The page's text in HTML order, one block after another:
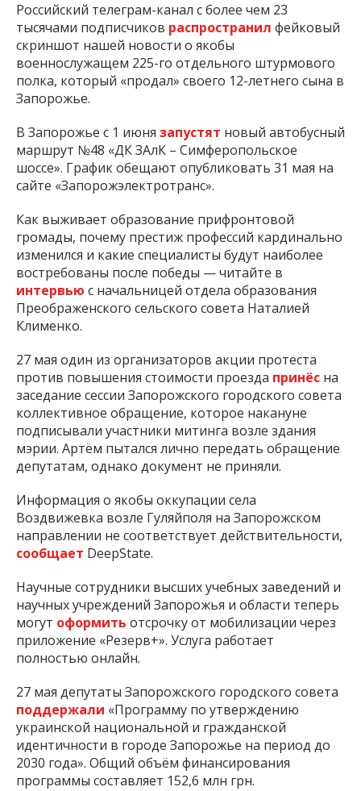
Российский телеграм-канал с более чем 23
тысячами подписчиков распространил фейковый
скриншот нашей новости о якобы
военнослужащем 225-го отдельного штурмового
полка, который «продал» своего 12-летнего сына в
Запорожье.
В Запорожье с 1 июня запустят новый автобусный
маршрут №48 «ДК ЗАлК – Симферопольское
шоссе». График обещают опубликовать 31 мая на
сайте «Запорожэлектротранс».
Как выживает образование прифронтовой
громады, почему престиж профессий кардинально
изменился и какие специалисты будут наиболее
востребованы после победы — читайте в
интервью с начальницей отдела образования
Преображенского сельского совета Наталией
Клименко.
27 мая один из организаторов акции протеста
против повышения стоимости проезда принёс на
заседание сессии Запорожского городского совета
коллективное обращение, которое накануне
подписывали участники митинга возле здания
мэрии. Артём пытался лично передать обращение
депутатам, однако документ не приняли.
Информация о якобы оккупации села
Воздвижевка возле Гуляйполя на Запорожском
направлении не соответствует действительности,
сообщает DeepState.
Научные сотрудники высших учебных заведений и
научных учреждений Запорожья и области теперь
могут оформить отсрочку от мобилизации через
приложение «Резерв+». Услуга работает
полностью онлайн.
27 мая депутаты Запорожского городского совета
поддержали «Программу по утверждению
украинской национальной и гражданской
идентичности в городе Запорожье на период до
2030 года». Общий объём финансирования
программы составляет 152,6 млн грн.